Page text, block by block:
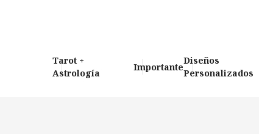
Tarot +
Astrología
Importante
Diseños
Personalizados